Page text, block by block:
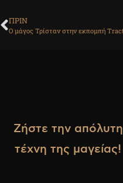
ΠΡΙΝ
Ζήστε την απόλυτη
τέχνη της μαγείας!